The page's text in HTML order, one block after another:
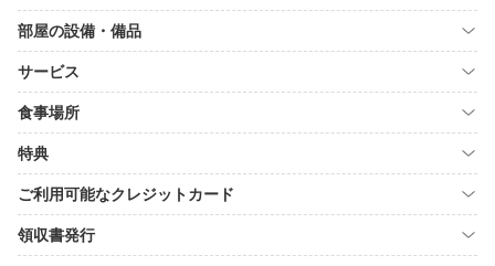
部屋の設備・備品
サービス
食事場所
特典
ご利用可能なクレジットカード
領収書発行